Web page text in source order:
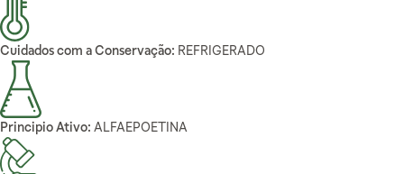
Cuidados com a Conservação: REFRIGERADO
Principio Ativo: ALFAEPOETINA